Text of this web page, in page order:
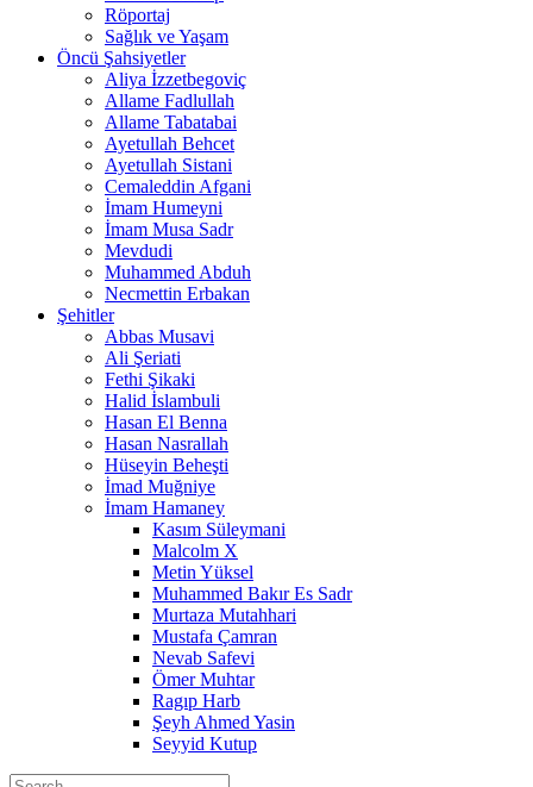
Röportaj
Sağlık ve Yaşam
Öncü Şahsiyetler
Aliya İzzetbegoviç
Allame Fadlullah
Allame Tabatabai
Ayetullah Behcet
Ayetullah Sistani
Cemaleddin Afgani
İmam Humeyni
İmam Musa Sadr
Mevdudi
Muhammed Abduh
Necmettin Erbakan
Şehitler
Abbas Musavi
Ali Şeriati
Fethi Şikaki
Halid İslambuli
Hasan El Benna
Hasan Nasrallah
Hüseyin Beheşti
İmad Muğniye
İmam Hamaney
Kasım Süleymani
Malcolm X
Metin Yüksel
Muhammed Bakır Es Sadr
Murtaza Mutahhari
Mustafa Çamran
Nevab Safevi
Ömer Muhtar
Ragıp Harb
Şeyh Ahmed Yasin
Seyyid Kutup